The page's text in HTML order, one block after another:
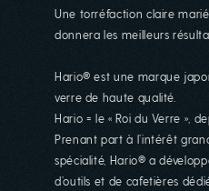
Une torréfaction claire
donnera les meilleurs
Hario® est une marque
verre de haute qualité.
Hario = le « Roi du Verre »,
Prenant part à l’intérêt
spécialité, Hario® a
d’outils et de cafetières